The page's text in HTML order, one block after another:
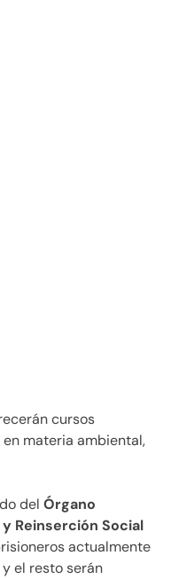
cursos
materia ambiental,
del Órgano
Reinserción Social
actualmente
el resto serán